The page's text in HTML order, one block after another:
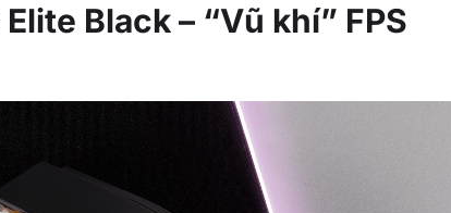
Black – “Vũ khí” FPS